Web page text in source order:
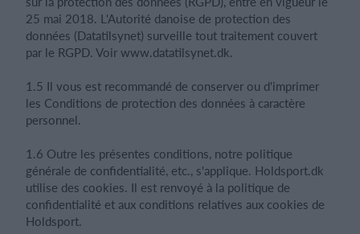
25 mai 2018. L'Autorité danoise de protection des
données (Datatilsynet) surveille tout traitement couvert
par le RGPD. Voir www.datatilsynet.dk.
1.5 Il vous est recommandé de conserver ou d'imprimer
les Conditions de protection des données à caractère
personnel.
1.6 Outre les présentes conditions, notre politique
générale de confidentialité, etc., s'applique. Holdsport.dk
utilise des cookies. Il est renvoyé à la politique de
confidentialité et aux conditions relatives aux cookies de
Holdsport.